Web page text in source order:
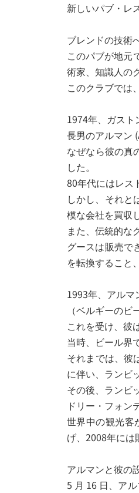
新しいパブ・レ
ブレンドの技術
このパブが地元
術家、知識人の
このクラブでは
1974年、ガスト
長男のアルマン
なぜなら彼の真
した。
80年代にはレス
しかし、それと
模な会社を買収
また、伝統的な
グースは販売で
を転換すること
1993年、アル
（ベルギーの
これを受け、彼
当時、ビール界
それまでは、彼
に伴い、ランビ
その後、ランビ
ドリー・フォン
世界中の観光客
げ、2008年には
アルマンと彼の
5 月 16 日、ア